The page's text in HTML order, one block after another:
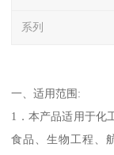
系列
一、适用范围:
1．本产品适用于化
食品、生物工程、